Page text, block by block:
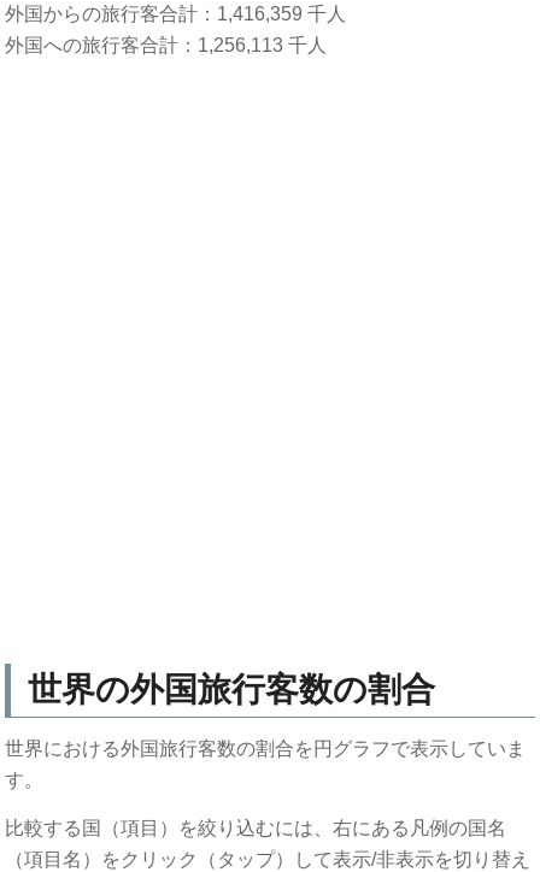
外国からの旅行客合計：1,416,359 千人
外国への旅行客合計：1,256,113 千人
世界の外国旅行客数の割合
世界における外国旅行客数の割合を円グラフで表示していま
す。
比較する国（項目）を絞り込むには、右にある凡例の国名
（項目名）をクリック（タップ）して表示/非表示を切り替え